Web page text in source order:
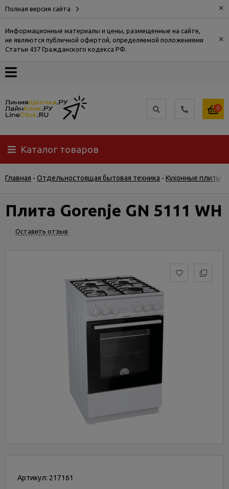
Полная версия сайта ×
Информационные материалы и цены, размещенные на сайте,
не являются публичной офертой, определяемой положениями
Статьи 437 Гражданского кодекса РФ.
×
О
Доставка
Самовывоз
Гарантия
Услуги
0
Каталог товаров
Главная - Отдельностоящая бытовая техника - Кухонные плиты
Плита Gorenje GN 5111 WH
Оставить отзыв
Артикул: 217161